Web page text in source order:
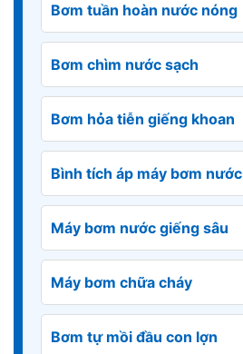
Bơm tuần hoàn nước nóng
Bơm chìm nước sạch
Bơm hỏa tiễn giếng khoan
Bình tích áp máy bơm nước
Máy bơm nước giếng sâu
Máy bơm chữa cháy
Bơm tự mồi đầu con lợn